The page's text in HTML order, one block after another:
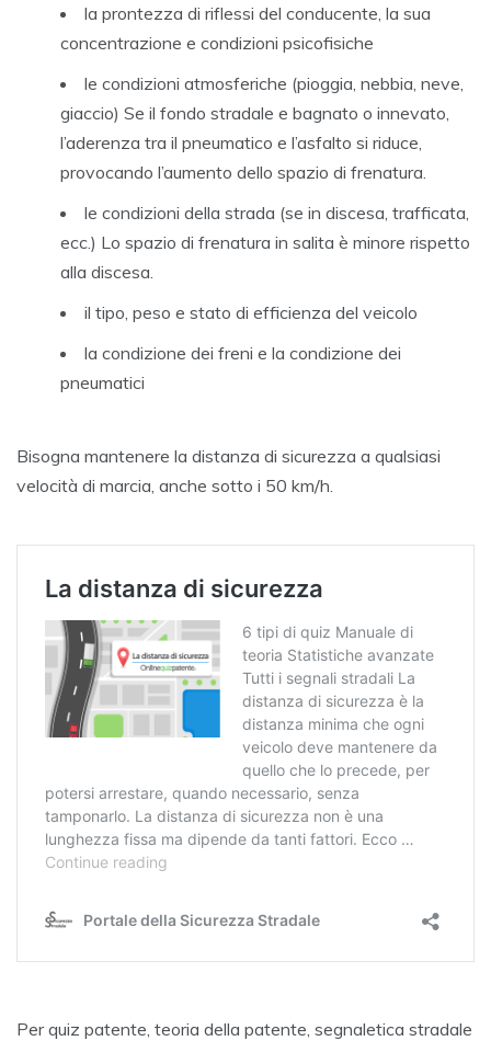
la prontezza di riflessi del conducente, la sua
concentrazione e condizioni psicofisiche
le condizioni atmosferiche (pioggia, nebbia, neve,
giaccio) Se il fondo stradale e bagnato o innevato,
l’aderenza tra il pneumatico e l’asfalto si riduce,
provocando l’aumento dello spazio di frenatura.
le condizioni della strada (se in discesa, trafficata,
ecc.) Lo spazio di frenatura in salita è minore rispetto
alla discesa.
il tipo, peso e stato di efficienza del veicolo
la condizione dei freni e la condizione dei
pneumatici
Bisogna mantenere la distanza di sicurezza a qualsiasi
velocità di marcia, anche sotto i 50 km/h.
Per quiz patente, teoria della patente, segnaletica stradale